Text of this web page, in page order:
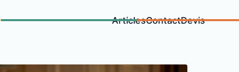
ArticlesContactDevis